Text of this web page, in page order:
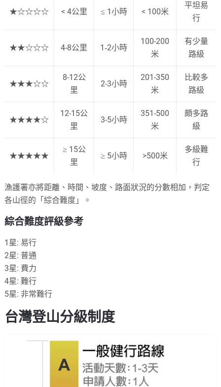
★☆☆☆☆ < 4公里 ≤ 1小時 < 100米
平坦易
行
★★☆☆☆ 4-8公里 1‐2小時
100-200
米
有少量
路級
★★★☆☆
8-12公
里
2-3小時
201-350
米
比較多
路級
★★★★☆
12-15公
里
3-5小時
351-500
米
頗多路
級
★★★★★
≥ 15公
里
≥ 5小時 >500米
多級難
行
漁護署亦將距離、時間、坡度、路面狀況的分數相加，判定
各山徑的「綜合難度」。
綜合難度評級參考
1星: 易行
2星: 普通
3星: 費力
4星: 難行
5星: 非常難行
台灣登山分級制度